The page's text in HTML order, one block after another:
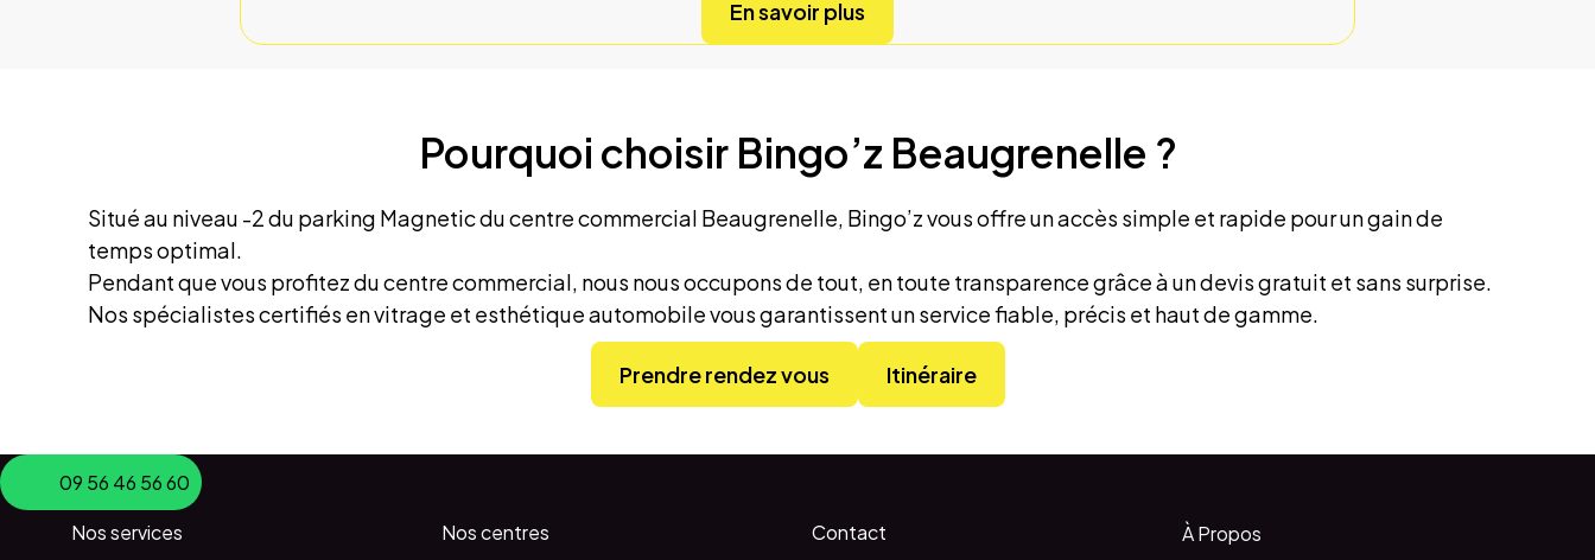
En savoir plus
Pourquoi choisir Bingo’z Beaugrenelle ?
Situé au niveau -2 du parking Magnetic du centre commercial Beaugrenelle, Bingo’z vous offre un accès simple et rapide pour un gain de
temps optimal.
Pendant que vous profitez du centre commercial, nous nous occupons de tout, en toute transparence grâce à un devis gratuit et sans surprise.
Nos spécialistes certifiés en vitrage et esthétique automobile vous garantissent un service fiable, précis et haut de gamme.
Prendre rendez vous Itinéraire
09 56 46 56 60
Nos services
Nos centres Contact À Propos